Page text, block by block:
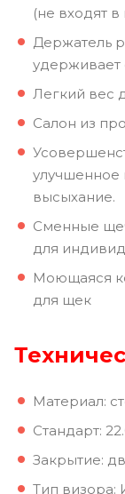
(не входят в
Держатель
удерживает
Легкий вес
Салон из
улучшенное
высыхание.
Сменные
для
Моющаяся
для щек
Материал:
Стандарт:
Закрытие:
Тип визора: